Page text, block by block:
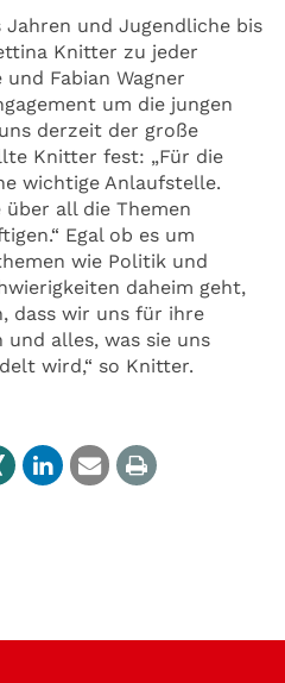
Jahren und Jugendliche bis
Knitter zu jeder
Fabian Wagner
um die jungen
derzeit der große
Knitter fest: „Für die
wichtige Anlaufstelle.
all die Themen
Egal ob es um
wie Politik und
daheim geht,
dass wir uns für ihre
alles, was sie uns
wird,“ so Knitter.